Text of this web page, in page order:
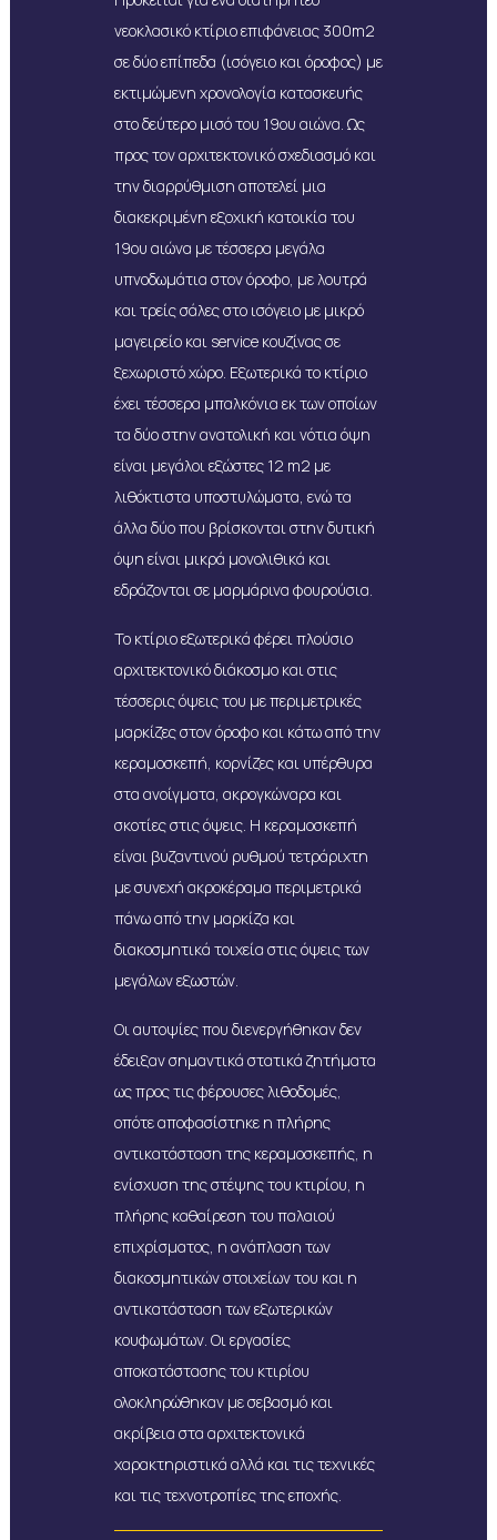
νεοκλασικό κτίριο επιφάνειας 300m2
σε δύο επίπεδα (ισόγειο και όροφος) με
εκτιμώμενη χρονολογία κατασκευής
στο δεύτερο μισό του 19ου αιώνα. Ως
προς τον αρχιτεκτονικό σχεδιασμό και
την διαρρύθμιση αποτελεί μια
διακεκριμένη εξοχική κατοικία του
19ου αιώνα με τέσσερα μεγάλα
υπνοδωμάτια στον όροφο, με λουτρά
και τρείς σάλες στο ισόγειο με μικρό
μαγειρείο και service κουζίνας σε
ξεχωριστό χώρο. Εξωτερικά το κτίριο
έχει τέσσερα μπαλκόνια εκ των οποίων
τα δύο στην ανατολική και νότια όψη
είναι μεγάλοι εξώστες 12 m2 με
λιθόκτιστα υποστυλώματα, ενώ τα
άλλα δύο που βρίσκονται στην δυτική
όψη είναι μικρά μονολιθικά και
εδράζονται σε μαρμάρινα φουρούσια.
Το κτίριο εξωτερικά φέρει πλούσιο
αρχιτεκτονικό διάκοσμο και στις
τέσσερις όψεις του με περιμετρικές
μαρκίζες στον όροφο και κάτω από την
κεραμοσκεπή, κορνίζες και υπέρθυρα
στα ανοίγματα, ακρογκώναρα και
σκοτίες στις όψεις. Η κεραμοσκεπή
είναι βυζαντινού ρυθμού τετράριχτη
με συνεχή ακροκέραμα περιμετρικά
πάνω από την μαρκίζα και
διακοσμητικά τοιχεία στις όψεις των
μεγάλων εξωστών.
Οι αυτοψίες που διενεργήθηκαν δεν
έδειξαν σημαντικά στατικά ζητήματα
ως προς τις φέρουσες λιθοδομές,
οπότε αποφασίστηκε η πλήρης
αντικατάσταση της κεραμοσκεπής, η
ενίσχυση της στέψης του κτιρίου, η
πλήρης καθαίρεση του παλαιού
επιχρίσματος, η ανάπλαση των
διακοσμητικών στοιχείων του και η
αντικατάσταση των εξωτερικών
κουφωμάτων. Οι εργασίες
αποκατάστασης του κτιρίου
ολοκληρώθηκαν με σεβασμό και
ακρίβεια στα αρχιτεκτονικά
χαρακτηριστικά αλλά και τις τεχνικές
και τις τεχνοτροπίες της εποχής.